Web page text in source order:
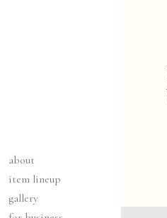
about
item lineup
gallery